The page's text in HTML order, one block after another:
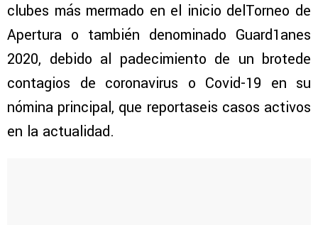
clubes más mermado en el inicio delTorneo de
Apertura o también denominado Guard1anes
2020, debido al padecimiento de un brotede
contagios de coronavirus o Covid-19 en su
nómina principal, que reportaseis casos activos
en la actualidad.